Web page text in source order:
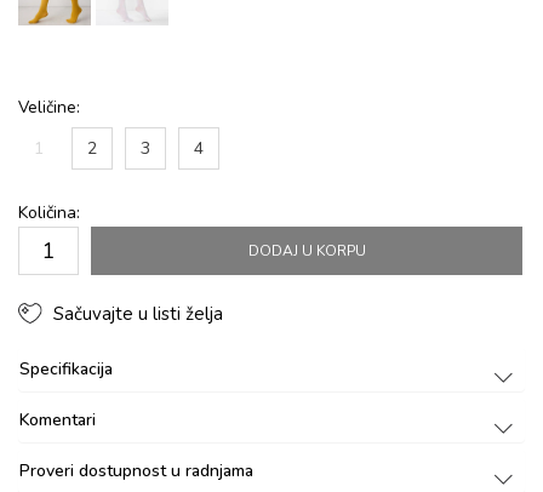
Veličine:
1
2 3 4
Količina:
DODAJ U KORPU
Sačuvajte u listi želja
Specifikacija
Komentari
Proveri dostupnost u radnjama